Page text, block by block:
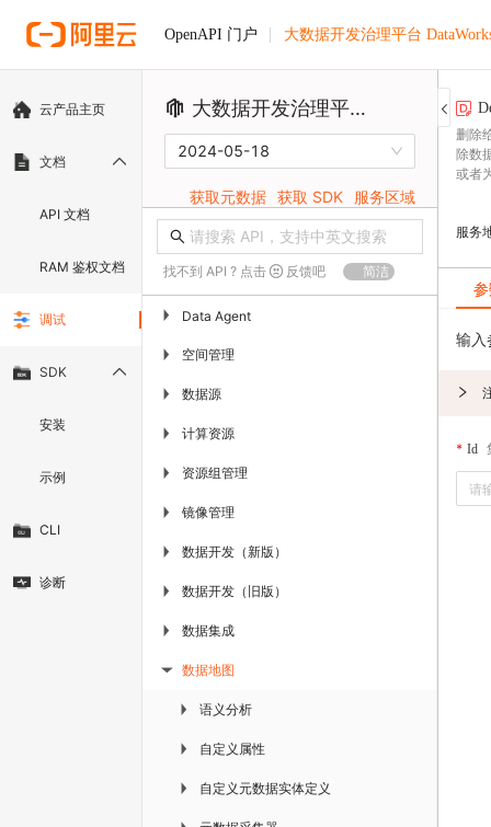
OpenAPI 门户 大数据开发治理平台
云产品主页
文档
API 文档
RAM 鉴权文档
调试
SDK
安装
示例
CLI
诊断
大数据开发治理平台 DataWorks
2024-05-18
获取元数据 获取 SDK 服务区域
找不到 API ? 点击 反馈吧 简洁
▶ Data Agent
▶ 空间管理
▶ 数据源
▶ 计算资源
▶ 资源组管理
▶ 镜像管理
▶ 数据开发（新版）
▶ 数据开发（旧版）
▶ 数据集成
▶ 数据地图
▶ 语义分析
▶ 自定义属性
▶ 自定义元数据实体定义
删除
除数
或者
服务
输入
Id